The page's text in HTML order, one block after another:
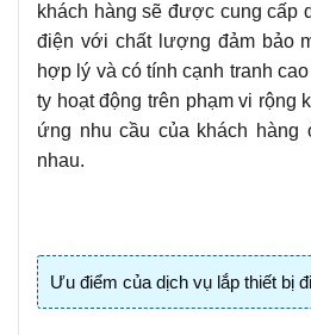
khách hàng sẽ được cung cấp
điện với chất lượng đảm bảo
hợp lý và có tính cạnh tranh
ty hoạt động trên phạm vi rộng
ứng nhu cầu của khách hàng
nhau.
Ưu điểm của dịch vụ lắp thiết bị